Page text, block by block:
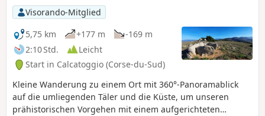
Visorando-Mitglied
5,75 km
+177 m
-169 m
2:10 Std.
Leicht
Start in Calcatoggio (Corse-du-Sud)
Kleine Wanderung zu einem Ort mit 360°-Panoramablick
auf die umliegenden Täler und die Küste, um unseren
prähistorischen Vorgehen mit einem aufgerichteten